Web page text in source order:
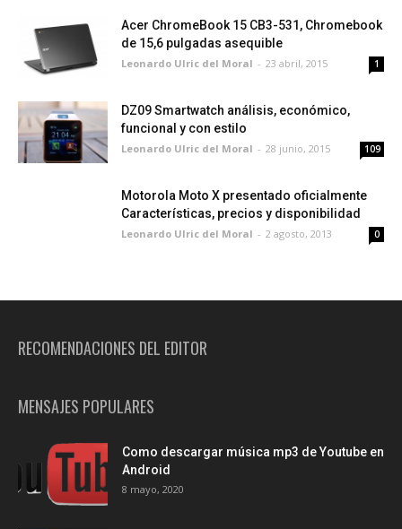
Acer ChromeBook 15 CB3-531, Chromebook
de 15,6 pulgadas asequible
Leonardo Ulric del Moral - 23 abril, 2015 1
DZ09 Smartwatch análisis, económico,
funcional y con estilo
Leonardo Ulric del Moral - 28 junio, 2015 109
Motorola Moto X presentado oficialmente
Características, precios y disponibilidad
Leonardo Ulric del Moral - 2 agosto, 2013 0
RECOMENDACIONES DEL EDITOR
MENSAJES POPULARES
Como descargar música mp3 de Youtube en
Android
8 mayo, 2020